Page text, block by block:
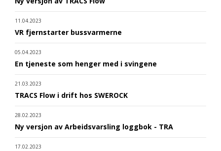
11.04.2023
VR fjernstarter bussvarmerne
05.04.2023
En tjeneste som henger med i svingene
21.03.2023
TRACS Flow i drift hos SWEROCK
28.02.2023
Ny versjon av Arbeidsvarsling loggbok - TRA
17.02.2023